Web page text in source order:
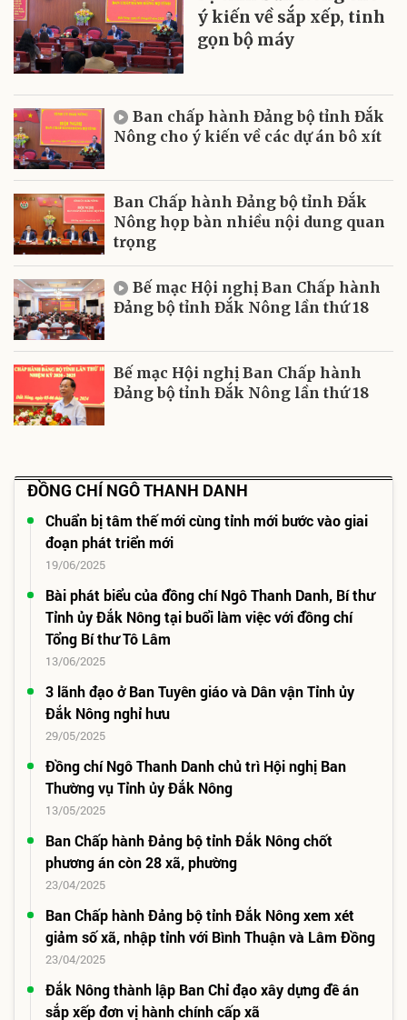
ý kiến về sắp xếp, tinh
gọn bộ máy
Ban chấp hành Đảng bộ tỉnh Đắk
Nông cho ý kiến về các dự án bô xít
Ban Chấp hành Đảng bộ tỉnh Đắk
Nông họp bàn nhiều nội dung quan
trọng
Bế mạc Hội nghị Ban Chấp hành
Đảng bộ tỉnh Đắk Nông lần thứ 18
Bế mạc Hội nghị Ban Chấp hành
Đảng bộ tỉnh Đắk Nông lần thứ 18
ĐỒNG CHÍ NGÔ THANH DANH
Chuẩn bị tâm thế mới cùng tỉnh mới bước vào giai
đoạn phát triển mới
19/06/2025
Bài phát biểu của đồng chí Ngô Thanh Danh, Bí thư
Tỉnh ủy Đắk Nông tại buổi làm việc với đồng chí
Tổng Bí thư Tô Lâm
13/06/2025
3 lãnh đạo ở Ban Tuyên giáo và Dân vận Tỉnh ủy
Đắk Nông nghỉ hưu
29/05/2025
Đồng chí Ngô Thanh Danh chủ trì Hội nghị Ban
Thường vụ Tỉnh ủy Đắk Nông
13/05/2025
Ban Chấp hành Đảng bộ tỉnh Đắk Nông chốt
phương án còn 28 xã, phường
23/04/2025
Ban Chấp hành Đảng bộ tỉnh Đắk Nông xem xét
giảm số xã, nhập tỉnh với Bình Thuận và Lâm Đồng
23/04/2025
Đắk Nông thành lập Ban Chỉ đạo xây dựng đề án
sắp xếp đơn vị hành chính cấp xã